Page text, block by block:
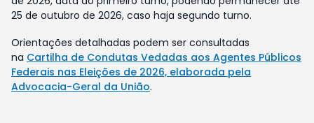
25 de outubro de 2026, caso haja segundo turno.
Orientações detalhadas podem ser consultadas
na Cartilha de Condutas Vedadas aos Agentes Públicos
Federais nas Eleições de 2026, elaborada pela
Advocacia-Geral da União.